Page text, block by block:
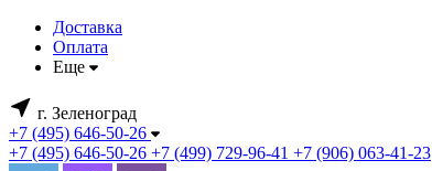
Доставка
Оплата
Еще
г. Зеленоград
+7 (495) 646-50-26
+7 (495) 646-50-26 +7 (499) 729-96-41 +7 (906) 063-41-23